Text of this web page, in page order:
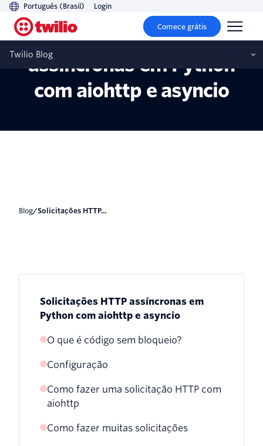
Português (Brasil) Login
Comece grátis
Twilio Blog
Solicitações HTTP
assíncronas em Python
com aiohttp e asyncio
blog/ Solicitações HTTP...
Solicitações HTTP assíncronas em
Python com aiohttp e asyncio
O que é código sem bloqueio?
Configuração
Como fazer uma solicitação HTTP com
aiohttp
Como fazer muitas solicitações